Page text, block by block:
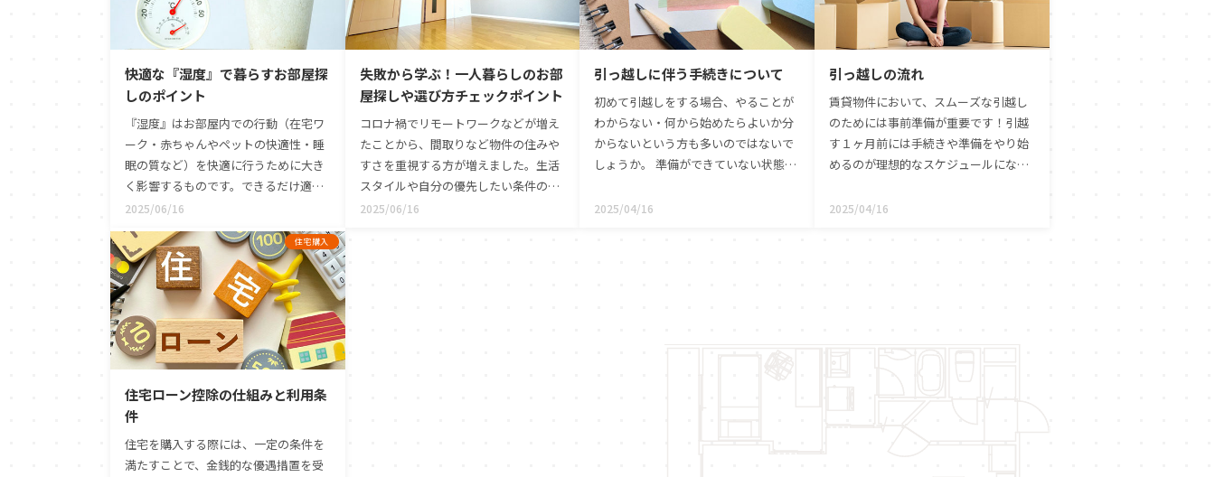
や交通事情、買い物環境から家賃相場
まで、地元に詳しい不動産のプロが解
説します。ライフスタイル別のおすす
めエリアをランキング形式で紹介して
いきますので、ぜひ理想の住まい探し
の参考にしてください。
快適な『湿度』で暮らすお部屋探
しのポイント
『湿度』はお部屋内での行動（在宅ワ
ーク・赤ちゃんやペットの快適性・睡
眠の質など）を快適に行うために大き
く影響するものです。できるだけ適切
な湿度で暮らすためのお部屋探しのポ
イントについてまとめました。
2025/06/16
失敗から学ぶ！一人暮らしのお部
屋探しや選び方チェックポイント
コロナ禍でリモートワークなどが増え
たことから、間取りなど物件の住みや
すさを重視する方が増えました。生活
スタイルや自分の優先したい条件のバ
ランスを取りながらお部屋探しするこ
2025/06/16
引っ越しに伴う手続きについて
初めて引越しをする場合、やることが
わからない・何から始めたらよいか分
からないという方も多いのではないで
しょうか。 準備ができていない状態で
手伝いに来てくれる方に迷惑をかけて
2025/04/16
引っ越しの流れ
賃貸物件において、スムーズな引越し
のためには事前準備が重要です！引越
す１ヶ月前には手続きや準備をやり始
めるのが理想的なスケジュールになり
さえて、賃貸の引越しを効率的に進め
2025/04/16
住宅購入
住宅ローン控除の仕組みと利用条
件
住宅を購入する際には、一定の条件を
満たすことで、金銭的な優遇措置を受